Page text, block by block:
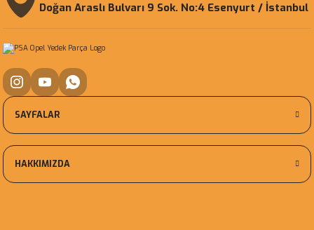
Doğan Araslı Bulvarı 9 Sok. No:4 Esenyurt / İstanbul
SAYFALAR
HAKKIMIZDA